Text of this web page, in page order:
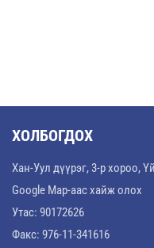
ХОЛБОГДОХ
Хан-Уул дүүрэг, 3-р хороо,
Google Map-аас хайж олох
Утас: 90172626
Факс: 976-11-341616